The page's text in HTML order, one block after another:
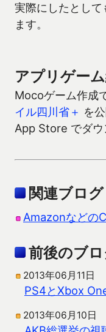
実際にしたとして
ます。
アプリゲー
Mocoゲーム作成
イル四川省＋ を
App Store でダウ
関連ブログ
Amazonなどの
前後のブ
2013年06月11日
PS4とXbox
2013年06月10日